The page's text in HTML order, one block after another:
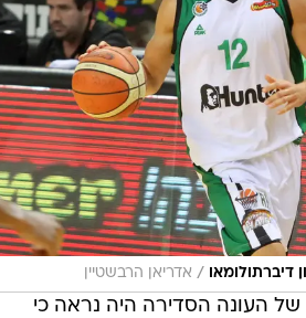
דיברתולומאו / אדריאן הרבשטיין
העונה הסדירה היה נראה כי